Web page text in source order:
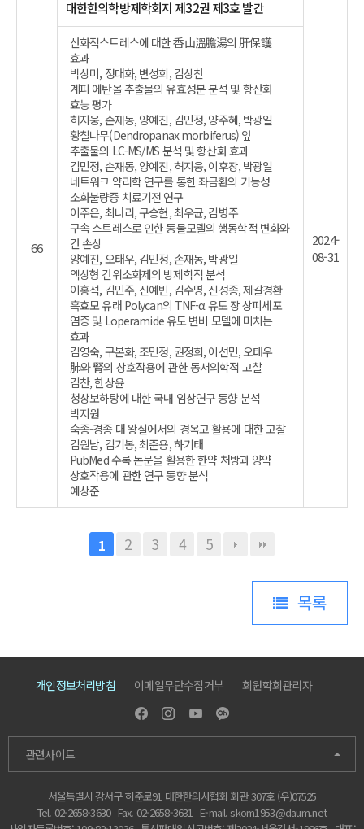
66
대한한의학방제학회지 제32권 제3호 발간
2024-
08-31
산화적스트레스에 대한 香山溫膽湯의 肝保護
효과
박상미, 정대화, 변성희, 김상찬
계피 에탄올 추출물의 유효성분 분석 및 항산화
효능 평가
허지웅, 손재동, 양예진, 김민정, 양주혜, 박광일
황칠나무(Dendropanax morbiferus) 잎
추출물의 LC-MS/MS 분석 및 항산화 효과
김민정, 손재동, 양예진, 허지웅, 이후장, 박광일
네트워크 약리학 연구를 통한 좌금환의 기능성
소화불량증 치료기전 연구
이주은, 최나리, 구승현, 최우균, 김병주
구속 스트레스로 인한 동물모델의 행동학적 변화와
간 손상
양예진, 오태우, 김민정, 손재동, 박광일
액상형 건위소화제의 방제학적 분석
이홍석, 김민주, 신예빈, 김수명, 신성종, 제갈경환
흑효모 유래 Polycan의 TNF-α 유도 장 상피세포
염증 및 Loperamide 유도 변비 모델에 미치는
효과
김영숙, 구본화, 조민정, 권정희, 이선민, 오태우
肺와 腎의 상호작용에 관한 동서의학적 고찰
김찬, 한상윤
청상보하탕에 대한 국내 임상연구 동향 분석
박지원
숙종-경종 대 왕실에서의 경옥고 활용에 대한 고찰
김원남, 김기봉, 최준용, 하기태
PubMed 수록 논문을 활용한 한약 처방과 양약
상호작용에 관한 연구 동향 분석
예상준
1 2 3 4 5
목록
개인정보처리방침 이메일무단수집거부 회원학회관리자
관련사이트
서울특별시 강서구 허준로91 대한한의사협회 회관 307호 (우)07525
Tel. 02-2658-3630 Fax. 02-2658-3631 E-mail. skom1953@daum.net